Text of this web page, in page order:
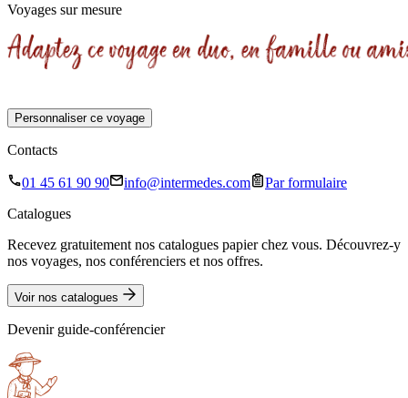
Voyages sur mesure
Personnaliser ce voyage
Contacts
01 45 61 90 90 info@intermedes.com
Par formulaire
Catalogues
Recevez gratuitement nos catalogues papier chez vous. Découvrez-y
nos voyages, nos conférenciers et nos offres.
Voir nos catalogues
Devenir guide-conférencier